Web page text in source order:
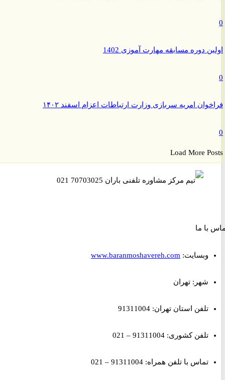
دوره مسابقه مهارت آموزی 1402
امریه سربازی وزارت ارتباطات اعزام اسفند ۱۴۰۲
Load More
ما
وبسایت:www.baranmoshavereh.com
شهر: تهران
تلفن استان تهران: 91311004
تلفن کشوری: 91311004 – 021
تماس با تلفن همراه: 91311004 – 021